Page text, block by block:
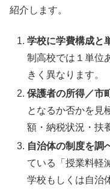
紹介します。
学校に学費構成と
制高校では１単位
きく異なります。
保護者の所得／市
となるか否かを見
額・納税状況・扶
自治体の制度を調
ている「授業料軽
学校もしくは自治